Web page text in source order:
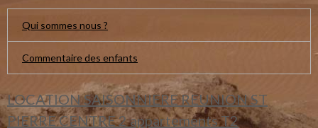
Qui sommes nous ?
Commentaire des enfants
LOCATION SAISONNIERE REUNION ST
PIERRE CENTRE 2 appartements T2